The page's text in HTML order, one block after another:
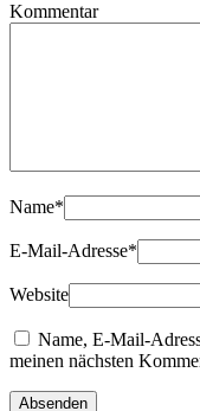
Kommentar
Name*
E-Mail-Adresse*
Website
Name, E-Mail-
meinen nächsten